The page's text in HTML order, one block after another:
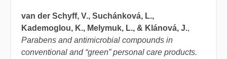
van der Schyff, V., Suchánková, L.,
Kademoglou, K., Melymuk, L., & Klánová, J.,
Parabens and antimicrobial compounds in
conventional and “green” personal care products.